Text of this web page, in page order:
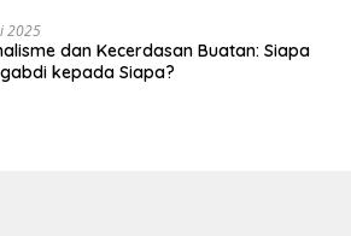
2025
dan Kecerdasan Buatan: Siapa
kepada Siapa?